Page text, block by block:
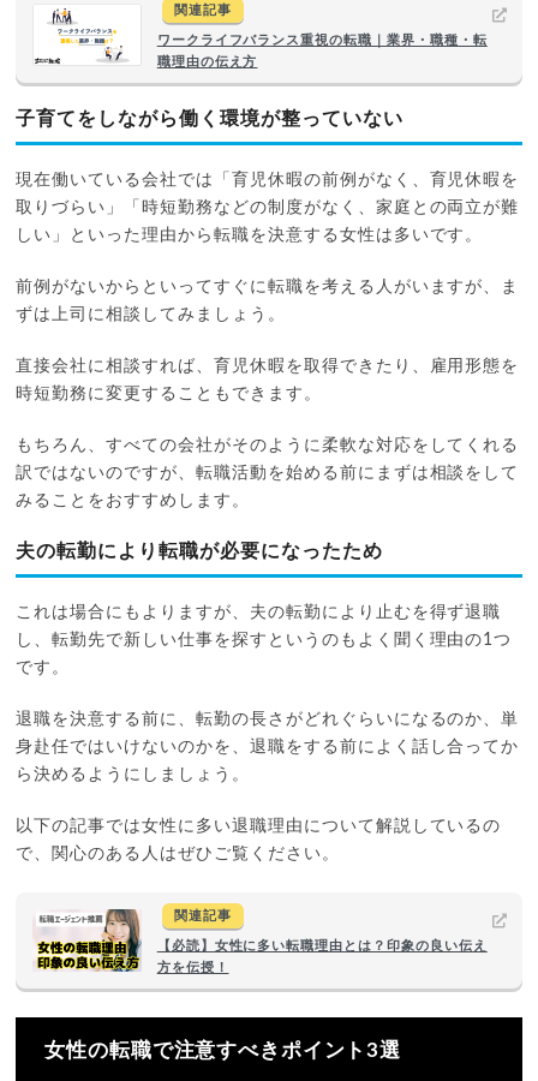
関連記事
ワークライフバランス重視の転職｜業界・職種・転
職理由の伝え方
子育てをしながら働く環境が整っていない
現在働いている会社では「育児休暇の前例がなく、育児休暇を
取りづらい」「時短勤務などの制度がなく、家庭との両立が難
しい」といった理由から転職を決意する女性は多いです。
前例がないからといってすぐに転職を考える人がいますが、ま
ずは上司に相談してみましょう。
直接会社に相談すれば、育児休暇を取得できたり、雇用形態を
時短勤務に変更することもできます。
もちろん、すべての会社がそのように柔軟な対応をしてくれる
訳ではないのですが、転職活動を始める前にまずは相談をして
みることをおすすめします。
夫の転勤により転職が必要になったため
これは場合にもよりますが、夫の転勤により止むを得ず退職
し、転勤先で新しい仕事を探すというのもよく聞く理由の1つ
です。
退職を決意する前に、転勤の長さがどれぐらいになるのか、単
身赴任ではいけないのかを、退職をする前によく話し合ってか
ら決めるようにしましょう。
以下の記事では女性に多い退職理由について解説しているの
で、関心のある人はぜひご覧ください。
関連記事
【必読】女性に多い転職理由とは？印象の良い伝え
方を伝授！
女性の転職で注意すべきポイント3選